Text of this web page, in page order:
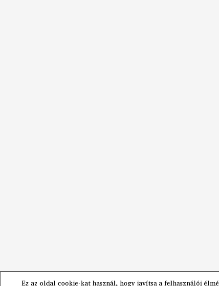
Ez az oldal cookie-kat használ, hogy javítsa a felhasználói